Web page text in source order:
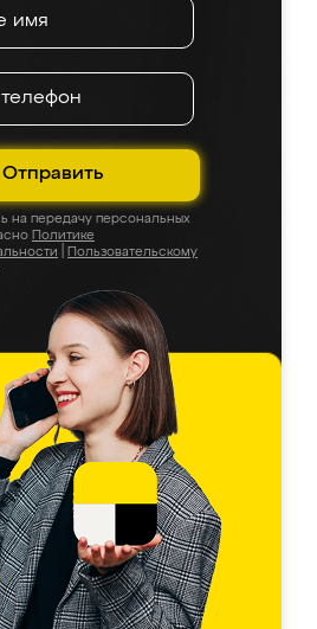
Отправить
на передачу персональных
Политике
Пользовательскому